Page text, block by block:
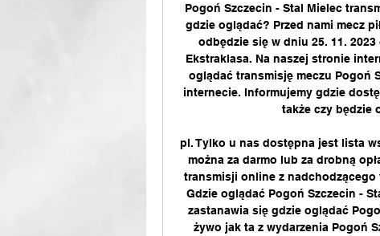
Pogoń Szczecin - Stal Mielec
gdzie oglądać? Przed nami mecz
odbędzie się w dniu 25. 11.
Ekstraklasa. Na naszej stronie
oglądać transmisję meczu Pogoń
internecie. Informujemy gdzie
także czy będzie
pl. Tylko u nas dostępna jest lista
można za darmo lub za drobną
transmisji online z nadchodzącego
Gdzie oglądać Pogoń Szczecin -
zastanawia się gdzie oglądać
żywo jak ta z wydarzenia Pogoń